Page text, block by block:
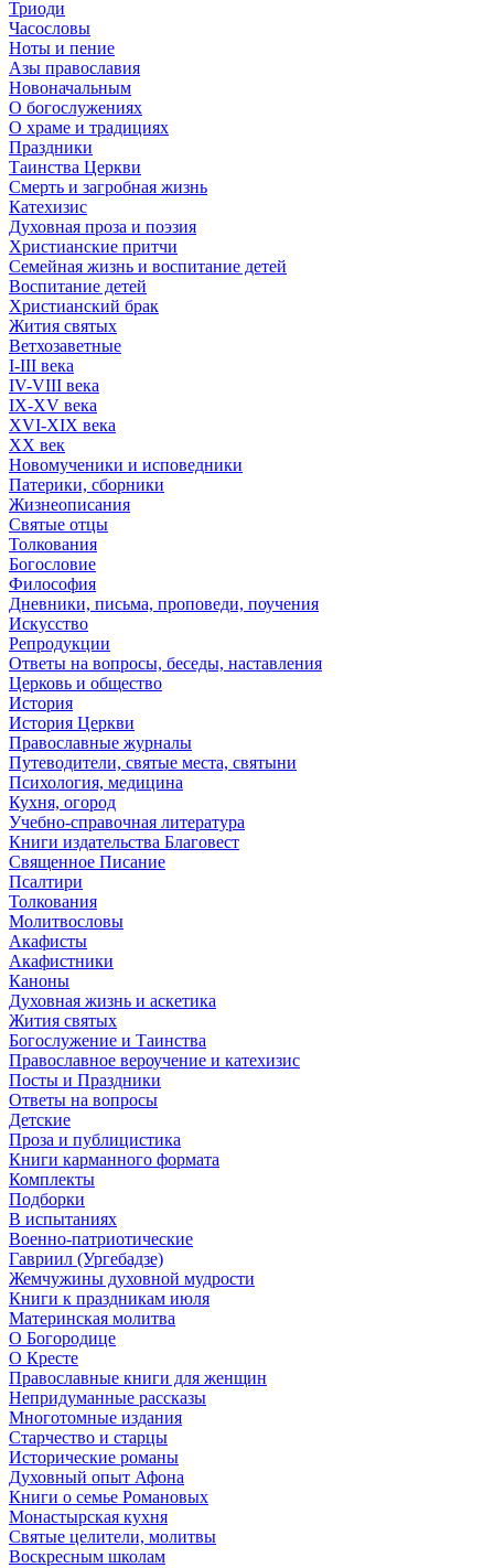
Триоди
Часословы
Ноты и пение
Азы православия
Новоначальным
О богослужениях
О храме и традициях
Праздники
Таинства Церкви
Смерть и загробная жизнь
Катехизис
Духовная проза и поэзия
Христианские притчи
Семейная жизнь и воспитание детей
Воспитание детей
Христианский брак
Жития святых
Ветхозаветные
I-III века
IV-VIII века
IX-XV века
XVI-XIX века
XX век
Новомученики и исповедники
Патерики, сборники
Жизнеописания
Святые отцы
Толкования
Богословие
Философия
Дневники, письма, проповеди, поучения
Искусство
Репродукции
Ответы на вопросы, беседы, наставления
Церковь и общество
История
История Церкви
Православные журналы
Путеводители, святые места, святыни
Психология, медицина
Кухня, огород
Учебно-справочная литература
Книги издательства Благовест
Священное Писание
Псалтири
Толкования
Молитвословы
Акафисты
Акафистники
Каноны
Духовная жизнь и аскетика
Жития святых
Богослужение и Таинства
Православное вероучение и катехизис
Посты и Праздники
Ответы на вопросы
Детские
Проза и публицистика
Книги карманного формата
Комплекты
Подборки
В испытаниях
Военно-патриотические
Гавриил (Ургебадзе)
Жемчужины духовной мудрости
Книги к праздникам июля
Материнская молитва
О Богородице
О Кресте
Православные книги для женщин
Непридуманные рассказы
Многотомные издания
Старчество и старцы
Исторические романы
Духовный опыт Афона
Книги о семье Романовых
Монастырская кухня
Святые целители, молитвы
Воскресным школам